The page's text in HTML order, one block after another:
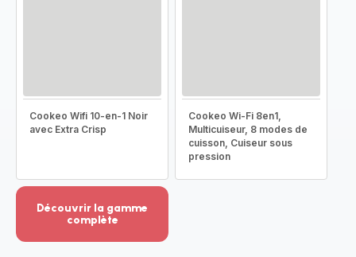
Cookeo Wifi 10-en-1 Noir
avec Extra Crisp
Cookeo Wi-Fi 8en1,
Multicuiseur, 8 modes de
cuisson, Cuiseur sous
pression
Découvrir la gamme
complète